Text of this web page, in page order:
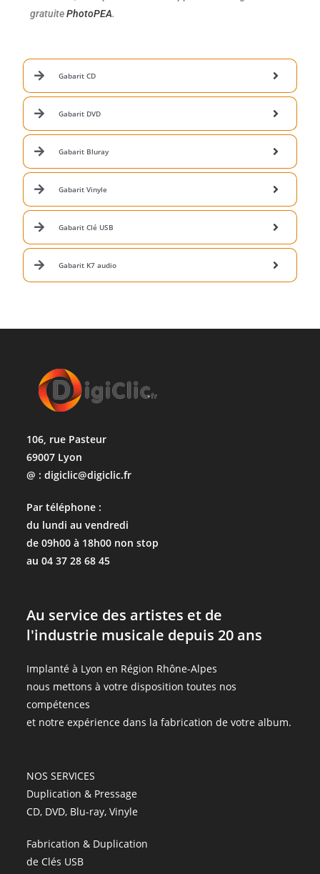
gratuitePhotoPEA.
Gabarit CD
Gabarit DVD
Gabarit Bluray
Gabarit Vinyle
Gabarit Clé USB
Gabarit K7 audio
106, rue Pasteur
69007 Lyon
@ : digiclic@digiclic.fr
Par téléphone :
du lundi au vendredi
de 09h00 à 18h00 non stop
au 04 37 28 68 45
Au service des artistes et de
l'industrie musicale depuis 20 ans
Implanté à Lyon en Région Rhône-Alpes
nous mettons à votre disposition toutes nos
compétences
et notre expérience dans la fabrication de votre album.
NOS SERVICES
Duplication & Pressage
CD, DVD, Blu-ray, Vinyle
Fabrication & Duplication
de Clés USB